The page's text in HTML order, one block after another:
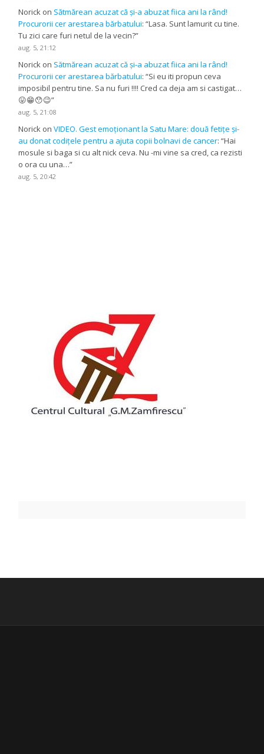
Norick on Sătmărean acuzat că și-a abuzat fiica ani la rând!
Procurorii cer arestarea bărbatului: “Lasa. Sunt lamurit cu tine.
Tu zici care furi netul de la vecin?”
aug. 5, 21:12
Norick on Sătmărean acuzat că și-a abuzat fiica ani la rând!
Procurorii cer arestarea bărbatului: “Si eu iti propun ceva
imposibil pentru tine. Sa nu furi !!!! Cred ca deja am si castigat…
😛😁😯😉”
aug. 5, 21:08
Norick onVIDEO. Gest emoționant la Satu Mare: două fetițe și-
au donat codițele pentru a ajuta copii bolnavi de cancer: “Hai
mosule si baga si cu alt nick ceva. Nu -mi vine sa cred, ca rezisti
o ora cu una…”
aug. 5, 20:42